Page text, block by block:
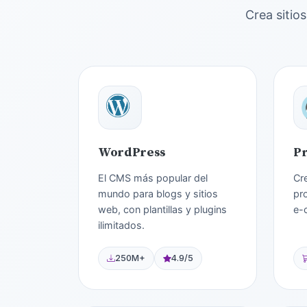
Crea
WordPress
El CMS más popular del
mundo para blogs y sitios
web, con plantillas y plugins
ilimitados.
250M+ 4.9/5
e-